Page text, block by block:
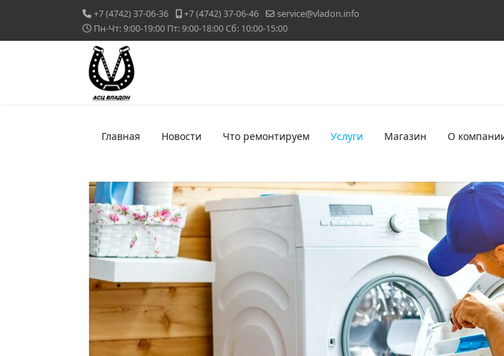
+7 (4742) 37-06-36 +7 (4742) 37-06-46
service@vladon.info
Пн-Чт: 9:00-19:00 Пт: 9:00-18:00 Сб: 10:00-15:00
Главная Новости Что ремонтируем Услуги Магазин О